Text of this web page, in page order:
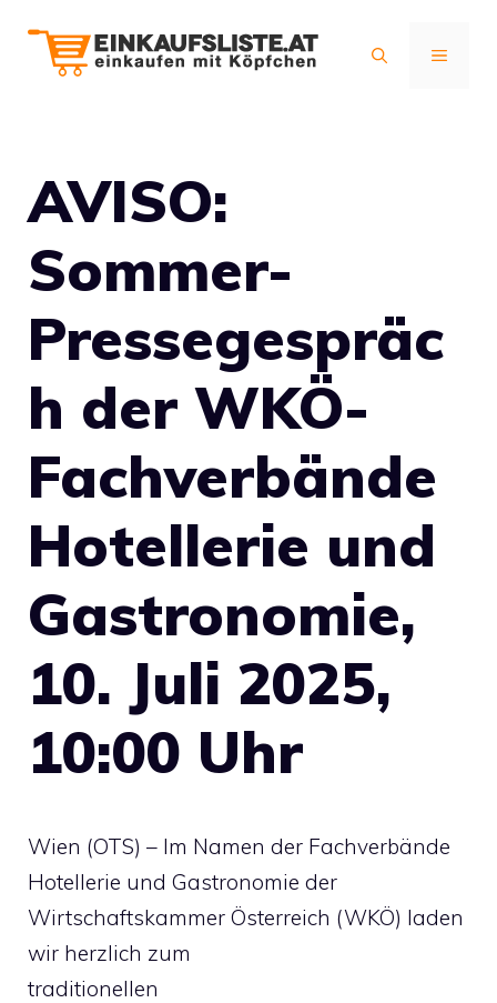
Inhalt
MENÜ
AVISO:
Sommer-
Pressegespräc
h der WKÖ-
Fachverbände
Hotellerie und
Gastronomie,
10. Juli 2025,
10:00 Uhr
Wien (OTS) – Im Namen der Fachverbände
Hotellerie und Gastronomie der
Wirtschaftskammer Österreich (WKÖ) laden
wir herzlich zum
traditionellen